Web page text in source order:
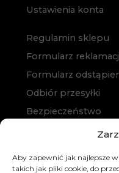
Aby zapewnić jak najlepsze
takich jak pliki cookie, do
Ustawienia konta
Regulamin sklepu
Formularz
Formularz
Odbiór przesyłki
Bezpieczeństwo
Polityka prywatności
Zakup na raty